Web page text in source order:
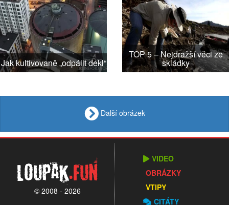
Jak kultivovaně „odpálit dekl“
TOP 5 – Nejdražší věci ze
skládky
Další obrázek
Loupak.fun
© 2008 - 2026
VIDEO
OBRÁZKY
VTIPY
CITÁTY